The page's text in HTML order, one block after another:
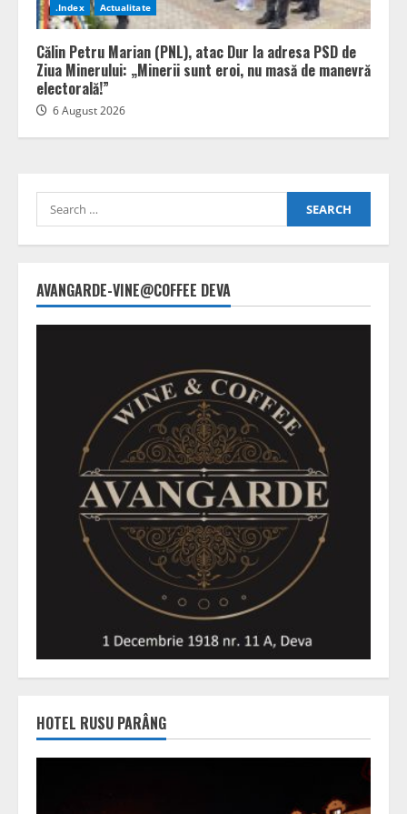
.Index Actualitate
Călin Petru Marian (PNL), atac Dur la adresa PSD de
Ziua Minerului: „Minerii sunt eroi, nu masă de manevră
electorală!”
6 August 2026
Search
for:
AVANGARDE-VINE@COFFEE DEVA
HOTEL RUSU PARÂNG